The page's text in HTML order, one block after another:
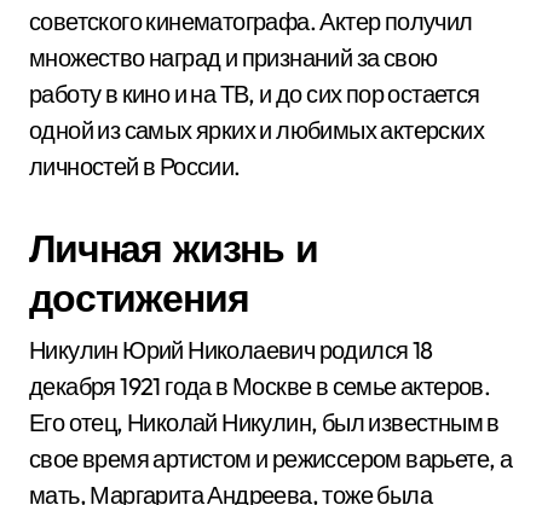
советского кинематографа. Актер получил
множество наград и признаний за свою
работу в кино и на ТВ, и до сих пор остается
одной из самых ярких и любимых актерских
личностей в России.
Личная жизнь и
достижения
Никулин Юрий Николаевич родился 18
декабря 1921 года в Москве в семье актеров.
Его отец, Николай Никулин, был известным в
свое время артистом и режиссером варьете, а
мать, Маргарита Андреева, тоже была